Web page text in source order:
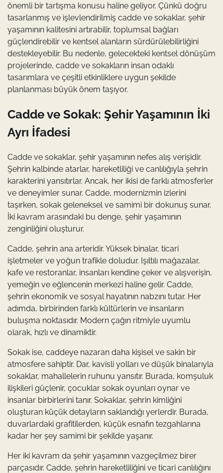
önemli bir tartışma konusu haline geliyor. Çünkü doğru
tasarlanmış ve işlevlendirilmiş cadde ve sokaklar, şehir
yaşamının kalitesini artırabilir, toplumsal bağları
güçlendirebilir ve kentsel alanların sürdürülebilirliğini
destekleyebilir. Bu nedenle, gelecekteki kentsel dönüşüm
projelerinde, cadde ve sokakların insan odaklı
tasarımlara ve çeşitli etkinliklere uygun şekilde
planlanması büyük önem taşıyor.
Cadde ve Sokak: Şehir Yaşamının İki
Ayrı İfadesi
Cadde ve sokaklar, şehir yaşamının nefes alış verişidir.
Şehrin kalbinde atarlar, hareketliliği ve canlılığıyla şehrin
karakterini yansıtırlar. Ancak, her ikisi de farklı atmosferler
ve deneyimler sunar. Cadde, modernizmin izlerini
taşırken, sokak geleneksel ve samimi bir dokunuş sunar.
İki kavram arasındaki bu denge, şehir yaşamının
zenginliğini oluşturur.
Cadde, şehrin ana arteridir. Yüksek binalar, ticari
işletmeler ve yoğun trafikle doludur. Işıltılı mağazalar,
kafe ve restoranlar, insanları kendine çeker ve alışverişin,
yemeğin ve eğlencenin merkezi haline gelir. Cadde,
şehrin ekonomik ve sosyal hayatının nabzını tutar. Her
adımda, birbirinden farklı kültürlerin ve insanların
buluşma noktasıdır. Modern çağın ritmiyle uyumlu
olarak, hızlı ve dinamiktir.
Sokak ise, caddeye nazaran daha kişisel ve sakin bir
atmosfere sahiptir. Dar, kavisli yolları ve düşük binalarıyla
sokaklar, mahallelerin ruhunu yansıtır. Burada, komşuluk
ilişkileri güçlenir, çocuklar sokak oyunları oynar ve
insanlar birbirlerini tanır. Sokaklar, şehrin kimliğini
oluşturan küçük detayların saklandığı yerlerdir. Burada,
duvarlardaki grafitilerden, küçük esnafın tezgahlarına
kadar her şey samimi bir şekilde yaşanır.
Her iki kavram da şehir yaşamının vazgeçilmez birer
parçasıdır. Cadde, şehrin hareketliliğini ve ticari canlılığını